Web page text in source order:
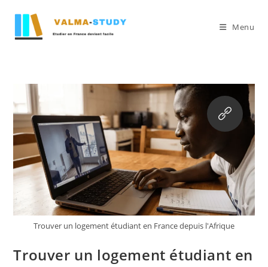
Menu
Trouver un logement étudiant en France depuis l'Afrique
Trouver un logement étudiant en